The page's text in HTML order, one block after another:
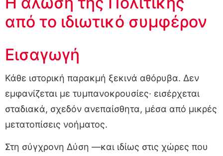
από το ιδιωτικό συμφέρον
Εισαγωγή
Κάθε ιστορική παρακμή ξεκινά αθόρυβα. Δεν
εμφανίζεται με τυμπανοκρουσίες· εισέρχεται
σταδιακά, σχεδόν ανεπαίσθητα, μέσα από μικρές
μετατοπίσεις νοήματος.
Στη σύγχρονη Δύση —και ιδίως στις χώρες που